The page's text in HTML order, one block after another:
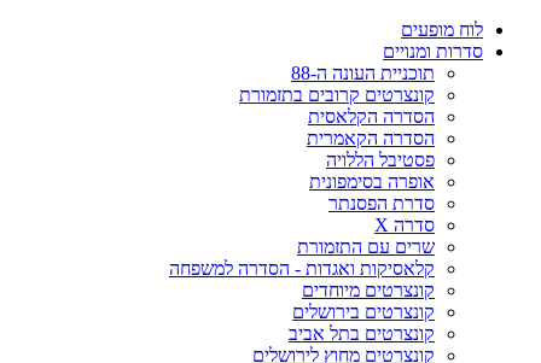
לוח מופעים
סדרות ומנויים
תוכניית העונה ה-88
קונצרטים קרובים בתזמורת
הסדרה הקלאסית
הסדרה הקאמרית
פסטיבל הללויה
אופרה בסימפונית
סדרת הפסנתר
סדרה X
שרים עם התזמורת
קלאסיקות ואגדות - הסדרה למשפחה
קונצרטים מיוחדים
קונצרטים בירושלים
קונצרטים בתל אביב
קונצרטים מחוץ לירושלים